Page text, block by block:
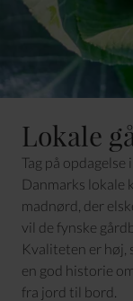
Lokale
Tag på
Danmarks lokale
madnørd, der
vil de fynske
Kvaliteten er høj,
en god historie
fra jord til bord.